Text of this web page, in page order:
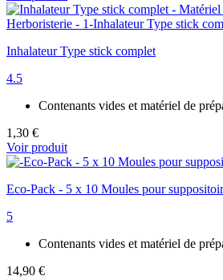
Inhalateur Type stick complet
4.5
Contenants vides et matériel de
1,30 €
Voir produit
Eco-Pack - 5 x 10 Moules pour
5
Contenants vides et matériel de
14,90 €